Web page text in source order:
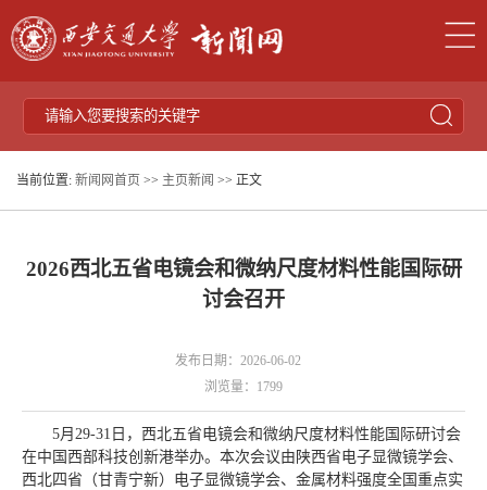
当前位置: 新闻网首页 >> 主页新闻 >> 正文
2026西北五省电镜会和微纳尺度材料性能国际研
讨会召开
发布日期：2026-06-02
浏览量： 1799
5月29-31日，西北五省电镜会和微纳尺度材料性能国际研讨会
在中国西部科技创新港举办。本次会议由陕西省电子显微镜学会、
西北四省（甘青宁新）电子显微镜学会、金属材料强度全国重点实